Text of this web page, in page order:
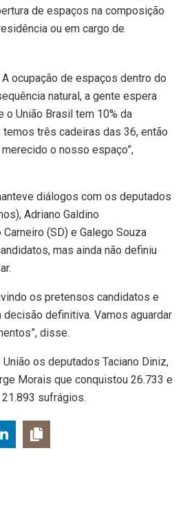
de espaços na composição
ou em cargo de
ocupação de espaços dentro do
natural, a gente espera
o União Brasil tem 10% da
temos três cadeiras das 36, então
o nosso espaço”,
diálogos com os deputados
Adriano Galdino
(SD) e Galego Souza
mas ainda não definiu
os pretensos candidatos e
decisão definitiva. Vamos aguardar
disse.
os deputados Taciano Diniz,
Morais que conquistou 26.733 e
sufrágios.